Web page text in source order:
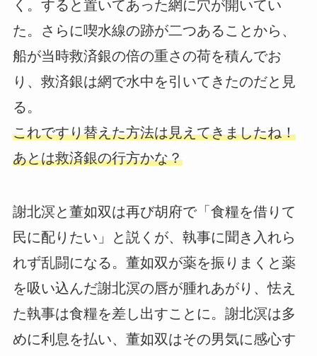
く。すると置いてあった網に穴が開いてい
た。さらに喫水線の跡が二つあることから、
船が当時救済銀の倍の重さの荷を積んでお
り、救済銀は網で水中を引いてきたのだと見
る。
これですり替えた方法は見えてきましたね！
あとは救済銀の行方かな？
謝北溟と董如双は再び胡府で「食糧を借りて
民に配りたい」と説くが、執事に聞き入れら
れず乱闘になる。董如双が薬を振りまくと薬
を吸い込んだ謝北溟の唇が腫れあがり、怯え
た執事は食糧を差し出すことに。謝北溟は多
めに利息を払い、董如双はその男気に感心す